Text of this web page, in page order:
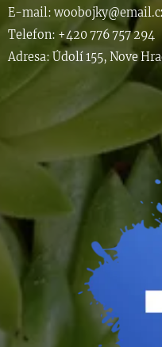
E-mail: woob
Telefon: +420 776 757 294
Adresa: Údolí 155, Nove